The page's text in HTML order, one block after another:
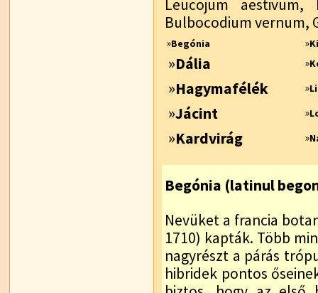
Leucojum
Bulbocodium vernum,
»Begónia »
»Dália »
»Hagymafélék »
»Jácint »
»Kardvirág »
Begónia (latinul
Nevüket a francia
1710) kapták. Több
nagyrészt a párás
hibridek pontos